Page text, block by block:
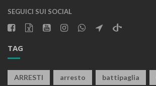
SEGUICI SUI SOCIAL
TAG
ARRESTI arresto battipaglia